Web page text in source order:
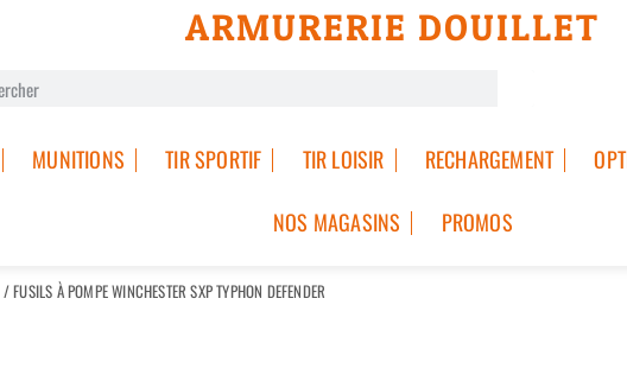
ARMURERIE DOUILLET
MUNITIONS TIR SPORTIF TIR LOISIR RECHARGEMENT
NOS MAGASINS PROMOS
/ FUSILS À POMPE WINCHESTER SXP TYPHON DEFENDER